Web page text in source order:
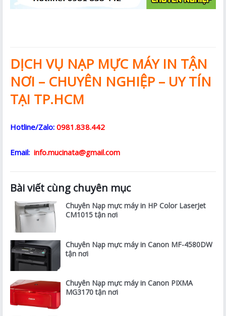
DỊCH VỤ NẠP MỰC MÁY IN TẬN
NƠI – CHUYÊN NGHIỆP – UY TÍN
TẠI TP.HCM
Hotline/Zalo: 0981.838.442
Email: info.mucinata@gmail.com
Bài viết cùng chuyên mục
Chuyên Nạp mực máy in HP Color LaserJet
CM1015 tận nơi
Chuyên Nạp mực máy in Canon MF-4580DW
tận nơi
Chuyên Nạp mực máy in Canon PIXMA
MG3170 tận nơi